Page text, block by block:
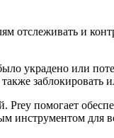
отслеживать и
украдено или
заблокировать
помогает
инструментом для